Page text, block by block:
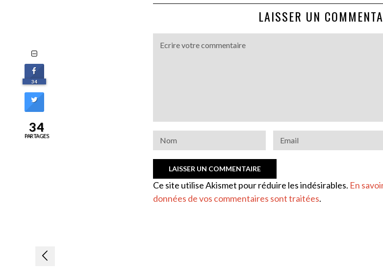
LAISSER UN
Ce site utilise Akismet pour réduire les indésirables. En
données de vos commentaires sont traitées.
Navigation
34
34
PARTAGES